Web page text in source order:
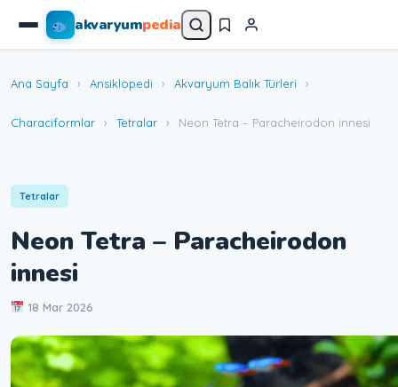
akvaryumpedia
Ana Sayfa › Ansiklopedi › Akvaryum Balık Türleri ›
Characiformlar › Tetralar › Neon Tetra – Paracheirodon innesi
Tetralar
Neon Tetra – Paracheirodon
innesi
18 Mar 2026